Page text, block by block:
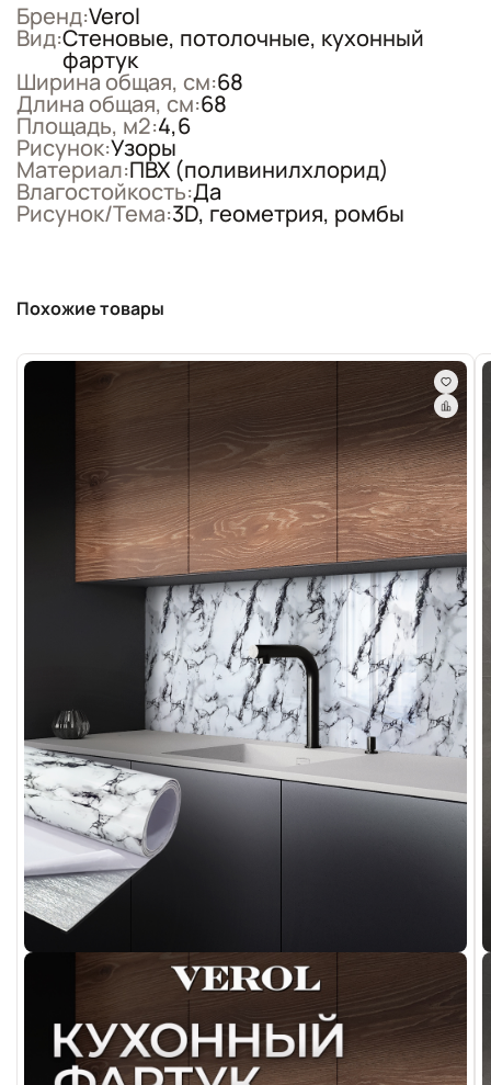
Бренд:Verol
Вид:Стеновые, потолочные, кухонный
фартук
Ширина общая, см:68
Длина общая, см:68
Площадь, м2:4,6
Рисунок:Узоры
Материал:ПВХ (поливинилхлорид)
Влагостойкость:Да
Рисунок/Тема:3D, геометрия, ромбы
Похожие товары